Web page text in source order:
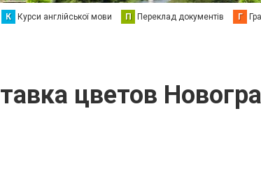
К Курси англійської мови П Переклад документів Г
цветов